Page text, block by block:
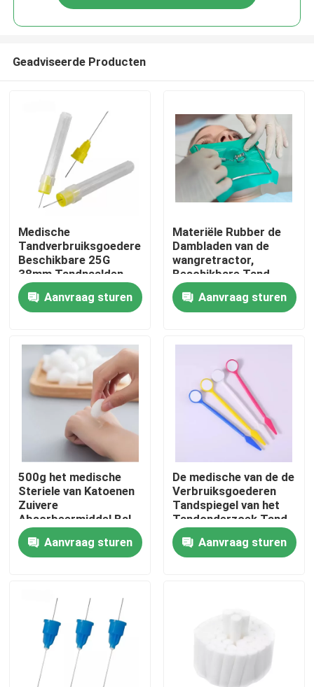
Thuis
Video's
Over ons
Fabriekstocht
Kwaliteitscontrole
Neem contact met ons op
Medisch Zuurstofmasker
Venturi-zuurstofmasker
Geadviseerde Producten
Medische
Tandverbruiksgoederen
Beschikbare 25G
38mm Tandnaalden
voor Anesthesie
Aanvraag sturen
Materiële Rubber de
Dambladen van de
wangretractor,
Beschikbare Tand
Rubberdam
Aanvraag sturen
500g het medische
Steriele van Katoenen
Zuivere
Absorbeermiddel Bal
Tandverbruiksgoederen
100%Aanvraag sturen
De medische van de de
Verbruiksgoederen
Tandspiegel van het
Tandonderzoek Tand
Antimist
Aanvraag sturen